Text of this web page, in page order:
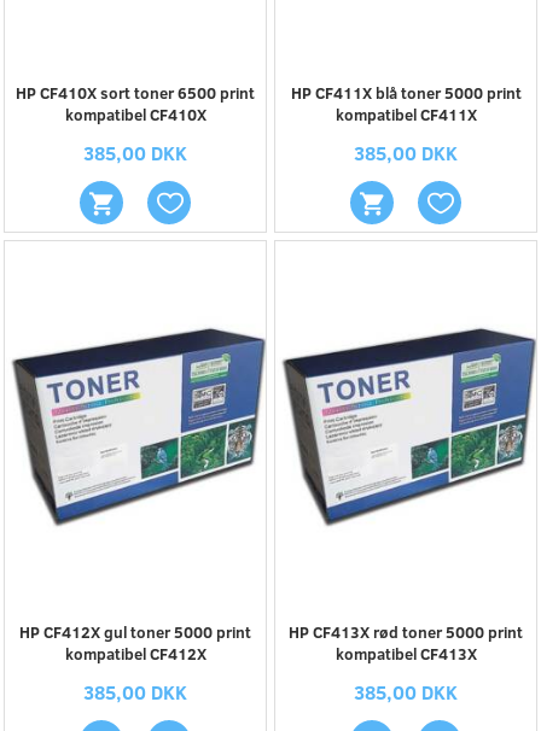
HP CF410X sort toner 6500 print
kompatibel CF410X
385,00 DKK
HP CF411X blå toner 5000 print
kompatibel CF411X
385,00 DKK
HP CF412X gul toner 5000 print
kompatibel CF412X
385,00 DKK
HP CF413X rød toner 5000 print
kompatibel CF413X
385,00 DKK